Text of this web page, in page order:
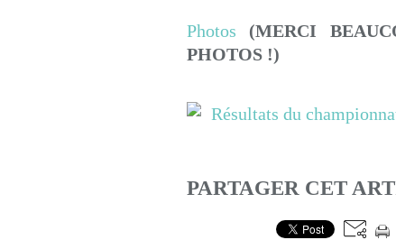
Photos
(MERCI
PHOTOS !)
PARTAGER CET